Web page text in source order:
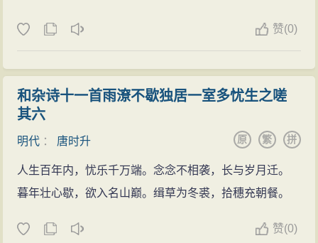
赞(0)
和杂诗十一首雨潦不歇独居一室多忧生之嗟
其六
明代 ： 唐时升 拼
繁
原
人生百年内，忧乐千万端。念念不相袭，长与岁月迁。
暮年壮心歇，欲入名山巅。缉草为冬裘，拾穗充朝餐。
赞(0)